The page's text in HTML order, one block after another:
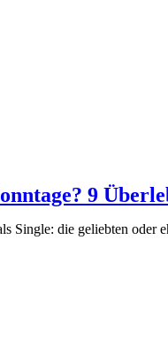
9
Single: die geliebten oder